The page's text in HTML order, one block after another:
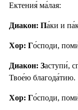
Ектения́ ма́лая:
Диакон: Па́ки и
Хор: Го́споди,
Диакон: Заступи́,
Твое́ю благода́тию.
Хор: Го́споди,